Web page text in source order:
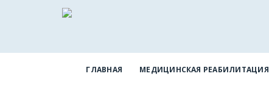
ГЛАВНАЯ МЕДИЦИНСКАЯ РЕАБИЛИТАЦИЯ